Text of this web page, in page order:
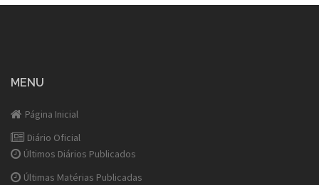
MENU
Página Inicial
Diário Oficial
Últimos Diários Publicados
Últimas Matérias Publicadas